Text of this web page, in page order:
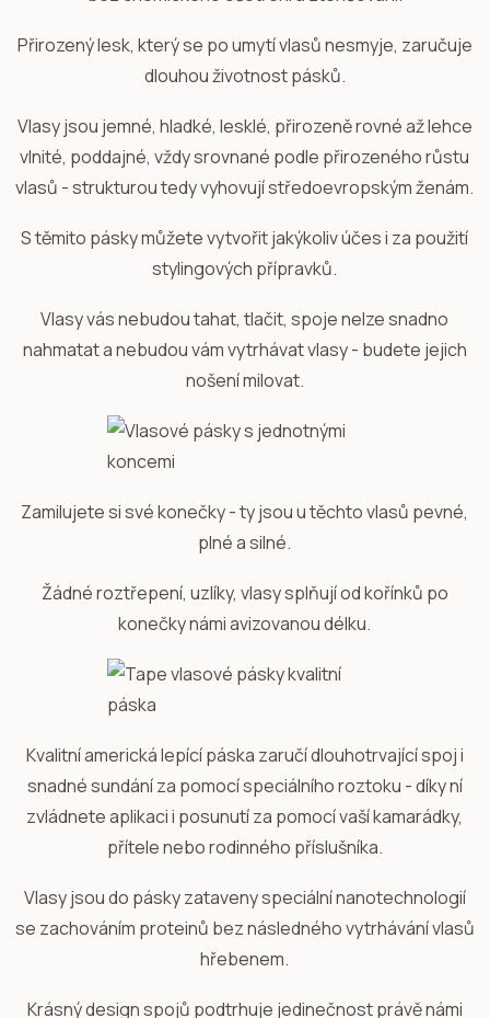
Přirozený lesk, který se po umytí vlasů nesmyje, zaručuje
dlouhou životnost pásků.
Vlasy jsou jemné, hladké, lesklé, přirozeně rovné až lehce
vlnité, poddajné, vždy srovnané podle přirozeného růstu
vlasů - strukturou tedy vyhovují středoevropským ženám.
S těmito pásky můžete vytvořit jakýkoliv účes i za použití
stylingových přípravků.
Vlasy vás nebudou tahat, tlačit, spoje nelze snadno
nahmatat a nebudou vám vytrhávat vlasy - budete jejich
nošení milovat.
Zamilujete si své konečky - ty jsou u těchto vlasů pevné,
plné a silné.
Žádné roztřepení, uzlíky, vlasy splňují od kořínků po
konečky námi avizovanou délku.
Kvalitní americká lepící páska zaručí dlouhotrvající spoj i
snadné sundání za pomocí speciálního roztoku - díky ní
zvládnete aplikaci i posunutí za pomocí vaší kamarádky,
přítele nebo rodinného příslušníka.
Vlasy jsou do pásky zataveny speciální nanotechnologií
se zachováním proteinů bez následného vytrhávání vlasů
hřebenem.
Krásný design spojů podtrhuje jedinečnost právě námi